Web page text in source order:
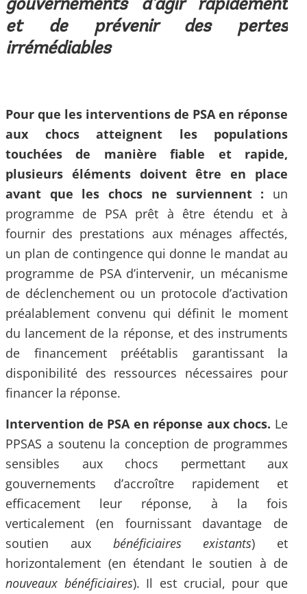
gouvernements d’agir rapidement
et de prévenir des pertes
irrémédiables
Pour que les interventions de PSA en réponse
aux chocs atteignent les populations
touchées de manière fiable et rapide,
plusieurs éléments doivent être en place
avant que les chocs ne surviennent : un
programme de PSA prêt à être étendu et à
fournir des prestations aux ménages affectés,
un plan de contingence qui donne le mandat au
programme de PSA d’intervenir, un mécanisme
de déclenchement ou un protocole d’activation
préalablement convenu qui définit le moment
du lancement de la réponse, et des instruments
de financement préétablis garantissant la
disponibilité des ressources nécessaires pour
financer la réponse.
Intervention de PSA en réponse aux chocs. Le
PPSAS a soutenu la conception de programmes
sensibles aux chocs permettant aux
gouvernements d’accroître rapidement et
efficacement leur réponse, à la fois
verticalement (en fournissant davantage de
soutien aux bénéficiaires existants) et
horizontalement (en étendant le soutien à de
nouveaux bénéficiaires). Il est crucial, pour que